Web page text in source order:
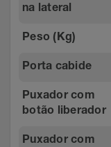
na lateral
Peso (Kg)
Porta cabide
Puxador com
botão liberador
Puxador com